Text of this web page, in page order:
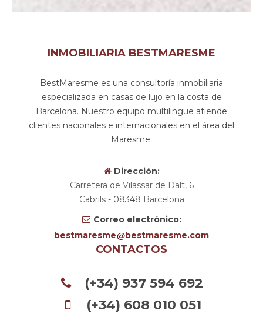
INMOBILIARIA BESTMARESME
BestMaresme es una consultoría inmobiliaria
especializada en casas de lujo en la costa de
Barcelona. Nuestro equipo multilingüe atiende
clientes nacionales e internacionales en el área del
Maresme.
Dirección:
Carretera de Vilassar de Dalt, 6
Cabrils- 08348 Barcelona
Correo electrónico:
bestmaresme
bestmaresme.com
CONTACTOS
(+34) 937 594 692
(+34) 608 010 051